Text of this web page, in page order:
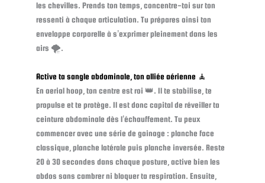
les chevilles. Prends ton temps, concentre-toi sur ton
ressenti à chaque articulation. Tu prépares ainsi ton
enveloppe corporelle à s’exprimer pleinement dans les
airs 🌪️.
Active ta sangle abdominale, ton alliée aérienne 🧘
En aerial hoop, ton centre est roi 👑. Il te stabilise, te
propulse et te protège. Il est donc capital de réveiller ta
ceinture abdominale dès l’échauffement. Tu peux
commencer avec une série de gainage : planche face
classique, planche latérale puis planche inversée. Reste
20 à 30 secondes dans chaque posture, active bien les
abdos sans cambrer ni bloquer ta respiration. Ensuite,